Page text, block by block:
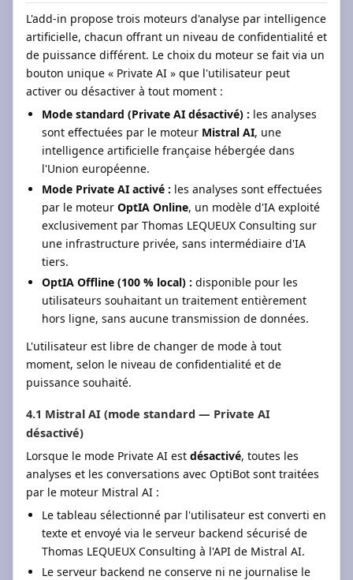
L'add-in propose trois moteurs d'analyse par intelligence
artificielle, chacun offrant un niveau de confidentialité et
de puissance différent. Le choix du moteur se fait via un
bouton unique « Private AI » que l'utilisateur peut
activer ou désactiver à tout moment :
Mode standard (Private AI désactivé) : les analyses
sont effectuées par le moteur Mistral AI, une
intelligence artificielle française hébergée dans
l'Union européenne.
Mode Private AI activé : les analyses sont effectuées
par le moteur OptIA Online, un modèle d'IA exploité
exclusivement par Thomas LEQUEUX Consulting sur
une infrastructure privée, sans intermédiaire d'IA
tiers.
OptIA Offline (100 % local) : disponible pour les
utilisateurs souhaitant un traitement entièrement
hors ligne, sans aucune transmission de données.
L'utilisateur est libre de changer de mode à tout
moment, selon le niveau de confidentialité et de
puissance souhaité.
4.1 Mistral AI (mode standard — Private AI
désactivé)
Lorsque le mode Private AI est désactivé, toutes les
analyses et les conversations avec OptiBot sont traitées
par le moteur Mistral AI :
Le tableau sélectionné par l'utilisateur est converti en
texte et envoyé via le serveur backend sécurisé de
Thomas LEQUEUX Consulting à l'API de Mistral AI.
Le serveur backend ne conserve ni ne journalise le